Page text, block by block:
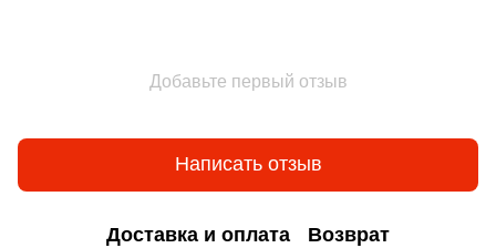
Добавьте первый отзыв
Написать отзыв
Доставка и оплата Возврат